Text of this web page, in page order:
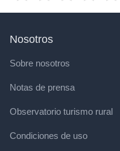
Nosotros
Sobre nosotros
Notas de prensa
Observatorio turismo rural
Condiciones de uso